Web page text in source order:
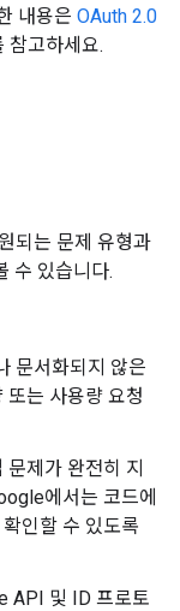
내용은 OAuth 2.0
참고하세요.
되는 문제 유형과
수 있습니다.
문서화되지 않은
는 사용량 요청
제가 완전히 지
에서는 코드에
인할 수 있도록
API 및 ID 프로토